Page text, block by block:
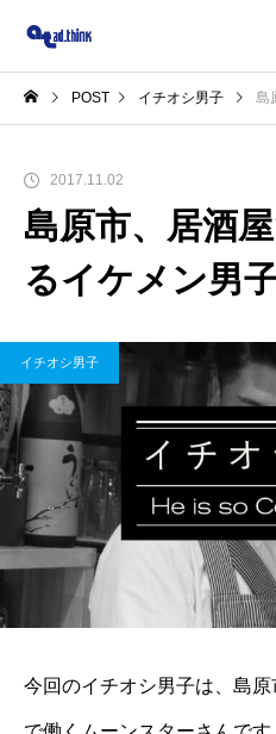
POST イチオシ男子 島
2017.11.02
島原市、居酒
るイケメン男子
イチオシ男子
今回のイチオシ男子は、島原